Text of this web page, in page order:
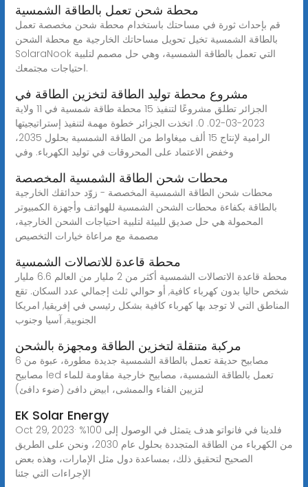
محطة شحن تعمل بالطاقة الشمسية
قم بإحداث ثورة في مساحتك باستخدام محطة شحن مخصصة تعمل
بالطاقة الشمسية تخيل تحويل مساحاتك الخارجية مع محطة الشحن
SolaraNook التي تعمل بالطاقة الشمسية، وهي حل مصمم لتلبية
احتياجات مجتمعك.
مشروع محطة توليد الطاقة لتخزين الطاقة في
الجزائر تطلق مشروعًا لتنفيذ 15 محطة طاقة شمسية في 11 ولاية
2023-03-02. 0. اتخذت الجزائر خطوة مهمة لتنفيذ إستراتيجيتها
الرامية لإنتاج 15 ألف ميغاواط من الطاقة الشمسية بحلول 2035،
وخفض الاعتماد على المحروقات في توليد الكهرباء. وفي
محطات شحن الطاقة الشمسية المخصصة
محطات شحن الطاقة الشمسية المخصصة - زوّد حدائقك الخارجية
بالطاقة بكفاءة محطات الشحن الشمسية للهواتف وأجهزة الكمبيوتر
المحمولة هي حل صديق للبيئة لتلبية احتياجات الشحن الخارجية،
مصممة مع مراعاة خيارات التخصيص
محطة قاعدة للاتصالات الشمسية
محطة قاعدة الاتصالات الشمسية أكثر من 2 مليار من العالم 6.6 مليار
شخص حاليا بدون كهرباء كافية, أو حوالي ثلث إجمالي عدد السكان. تقع
المناطق التي لا توجد بها كهرباء كافية بشكل رئيسي في إفريقيا, امريكا
الجنوبية, آسيا وجنوب
مركبة متنقلة لتخزين الطاقة ومجهزة بالشحن
مصابيح حديقة تعمل بالطاقة الشمسية جديدة مطورة، عبوة من 6
مصابيح led تعمل بالطاقة الشمسية، مصابيح خارجية مقاومة للماء
لتزيين الفناء والممشى، ابيض دافئ (ضوء دافئ)
EK Solar Energy
Oct 29, 2023· فلدينا في فانواتو هدف يتمثل في الوصول إلى 100%
من الكهرباء من الطاقة المتجددة بحلول عام 2030، ونحن على الطريق
الصحيح لتحقيق ذلك، بمساعدة دول مثل الإمارات، وهذه بعض
الإجراءات التي جئنا